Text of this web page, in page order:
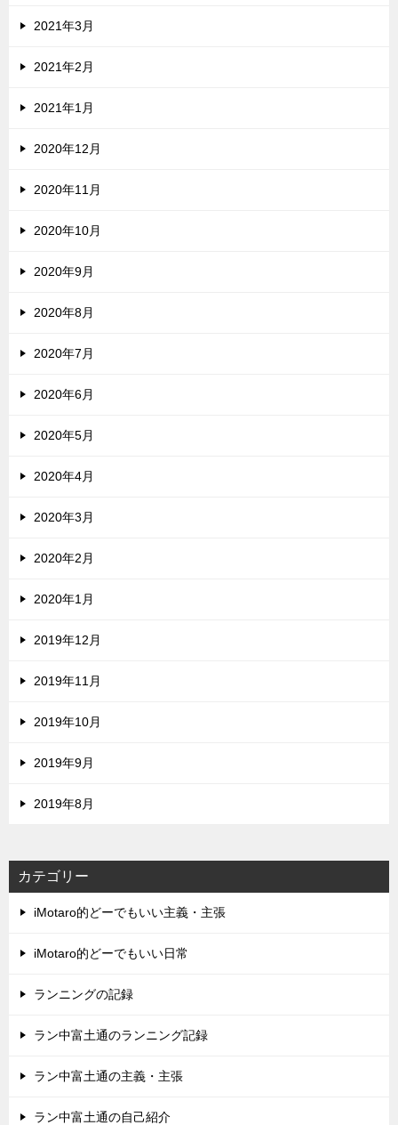
2021年3月
2021年2月
2021年1月
2020年12月
2020年11月
2020年10月
2020年9月
2020年8月
2020年7月
2020年6月
2020年5月
2020年4月
2020年3月
2020年2月
2020年1月
2019年12月
2019年11月
2019年10月
2019年9月
2019年8月
カテゴリー
iMotaro的どーでもいい主義・主張
iMotaro的どーでもいい日常
ランニングの記録
ラン中富土通のランニング記録
ラン中富土通の主義・主張
ラン中富土通の自己紹介